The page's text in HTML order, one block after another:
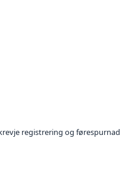
registrering og